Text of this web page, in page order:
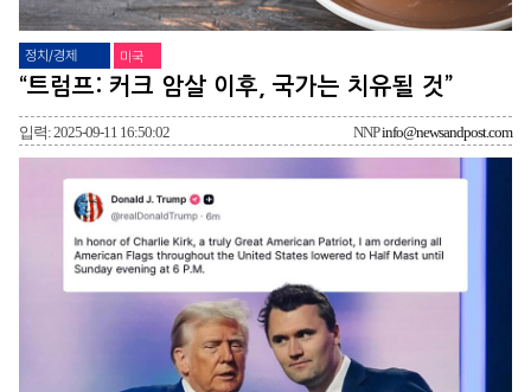
정치/경제 미국
“트럼프: 커크 암살 이후, 국가는 치유될 것”
입력: 2025-09-11 16:50:02 NNPinfo@newsandpost.com